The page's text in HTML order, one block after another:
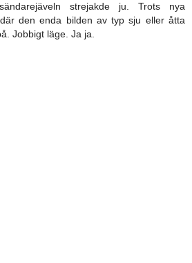
strejakde ju. Trots nya
den enda bilden av typ sju eller åtta
Jobbigt läge. Ja ja.